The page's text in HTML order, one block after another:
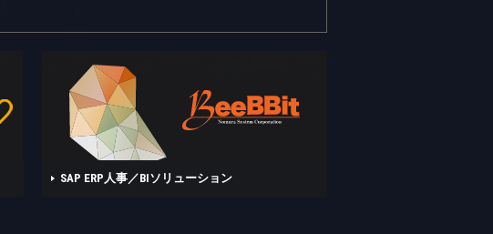
SAP ERP人事／BIソリューション